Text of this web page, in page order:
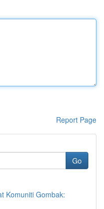
Report Page
Go
Komuniti Gombak: